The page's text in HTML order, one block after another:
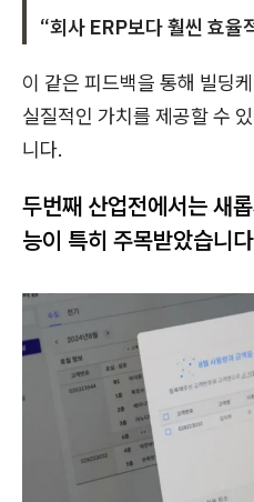
“회사 ERP보다 훨씬 효율
이 같은 피드백을 통해 빌딩
실질적인 가치를 제공할 수
니다.
두번째 산업전에서는 새
능이 특히 주목받았습니